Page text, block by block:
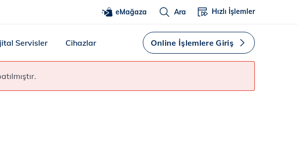
eMağaza Ara Hızlı İşlemler
Servisler Cihazlar Online İşlemlere Giriş